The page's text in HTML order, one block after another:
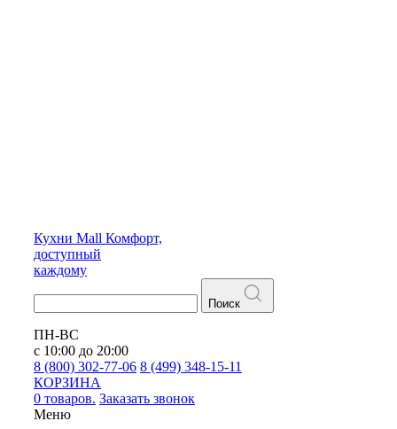
Кухни Mall Комфорт,
доступный
каждому
Поиск
ПН-ВС
с 10:00 до 20:00
8 (800) 302-77-06 8 (499) 348-15-11
КОРЗИНА
0 товаров. Заказать звонок
Меню